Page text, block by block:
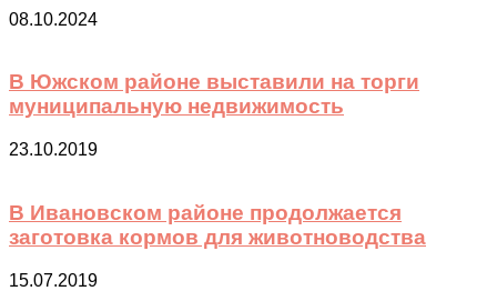
08.10.2024
В Южском районе выставили на торги
муниципальную недвижимость
23.10.2019
В Ивановском районе продолжается
заготовка кормов для животноводства
15.07.2019